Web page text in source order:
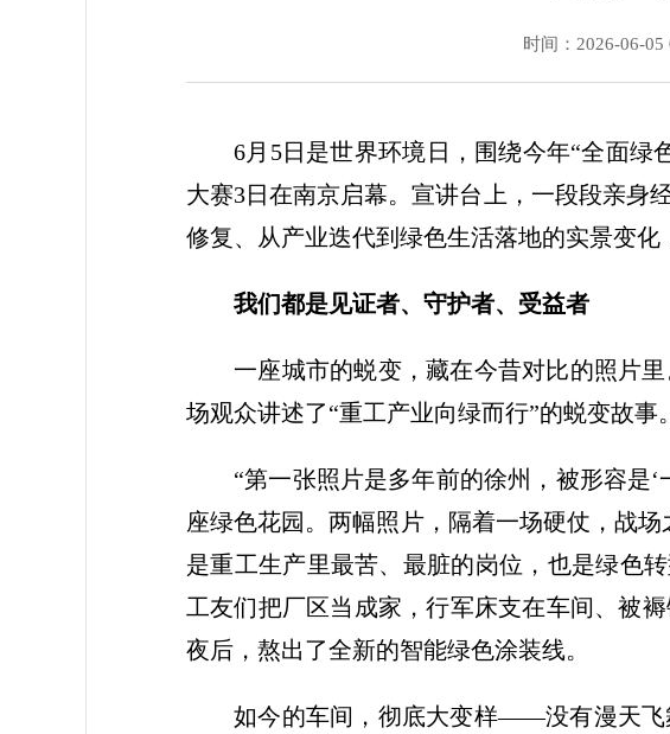
时间：2026-06-05
6月5日是世界环境日，围绕今年“全面
大赛3日在南京启幕。宣讲台上，一段段亲身
修复、从产业迭代到绿色生活落地的实景变
我们都是见证者、守护者、受益者
一座城市的蜕变，藏在今昔对比的照片
场观众讲述了“重工产业向绿而行”的蜕变故事。
“第一张照片是多年前的徐州，被形容是
座绿色花园。两幅照片，隔着一场硬仗，战
是重工生产里最苦、最脏的岗位，也是绿色
工友们把厂区当成家，行军床支在车间、被
夜后，熬出了全新的智能绿色涂装线。
如今的车间，彻底大变样——没有漫天飞